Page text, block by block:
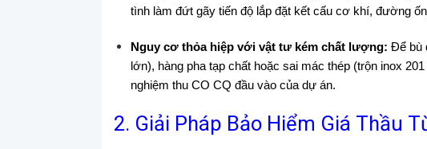
tình làm đứt gãy tiến độ lắp đặt kết cấu cơ khí, đường
Nguy cơ thỏa hiệp với vật tư kém chất lượng: Để bù
lớn), hàng pha tạp chất hoặc sai mác thép (trộn inox
nghiệm thu CO CQ đầu vào của dự án.
2. Giải Pháp Bảo Hiểm Giá Thầu